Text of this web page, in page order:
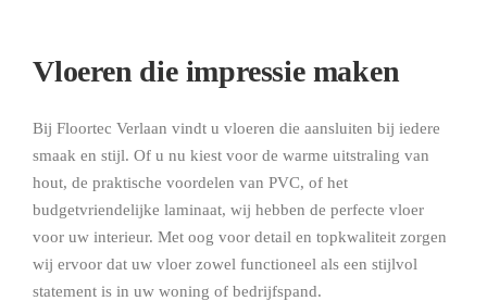
Vloeren die impressie maken
Bij Floortec Verlaan vindt u vloeren die aansluiten bij iedere
smaak en stijl. Of u nu kiest voor de warme uitstraling van
hout, de praktische voordelen van PVC, of het
budgetvriendelijke laminaat, wij hebben de perfecte vloer
voor uw interieur. Met oog voor detail en topkwaliteit zorgen
wij ervoor dat uw vloer zowel functioneel als een stijlvol
statement is in uw woning of bedrijfspand.